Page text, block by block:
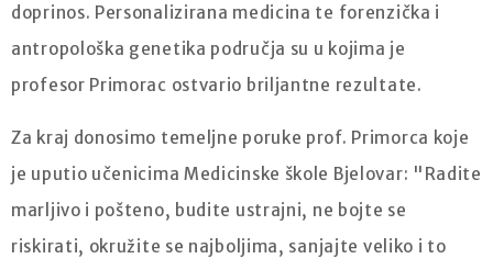
doprinos. Personalizirana medicina te forenzička i
antropološka genetika područja su u kojima je
profesor Primorac ostvario briljantne rezultate.
Za kraj donosimo temeljne poruke prof. Primorca koje
je uputio učenicima Medicinske škole Bjelovar: "Radite
marljivo i pošteno, budite ustrajni, ne bojte se
riskirati, okružite se najboljima, sanjajte veliko i to